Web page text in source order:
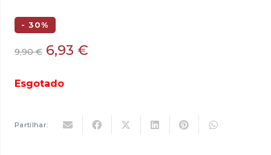
- 30%
9,90€ O
original
6,93 €
Esgotado
Partilhar: